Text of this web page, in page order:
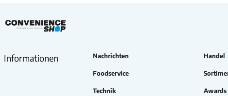
Informationen Nachrichten Handel
Foodservice
Technik Awards